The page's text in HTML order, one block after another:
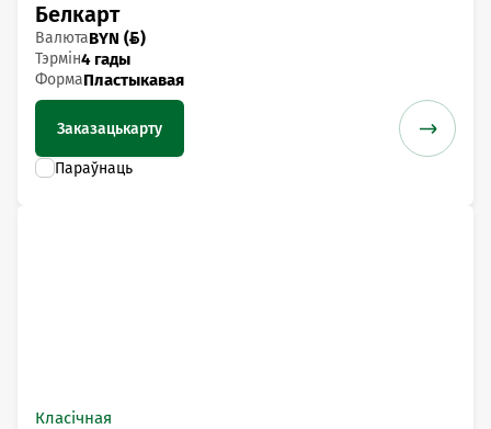
Белкарт
ВалютаBYN ()
Тэрмін4 гады
ФормаПластыкавая
Заказацькарту
Класічная